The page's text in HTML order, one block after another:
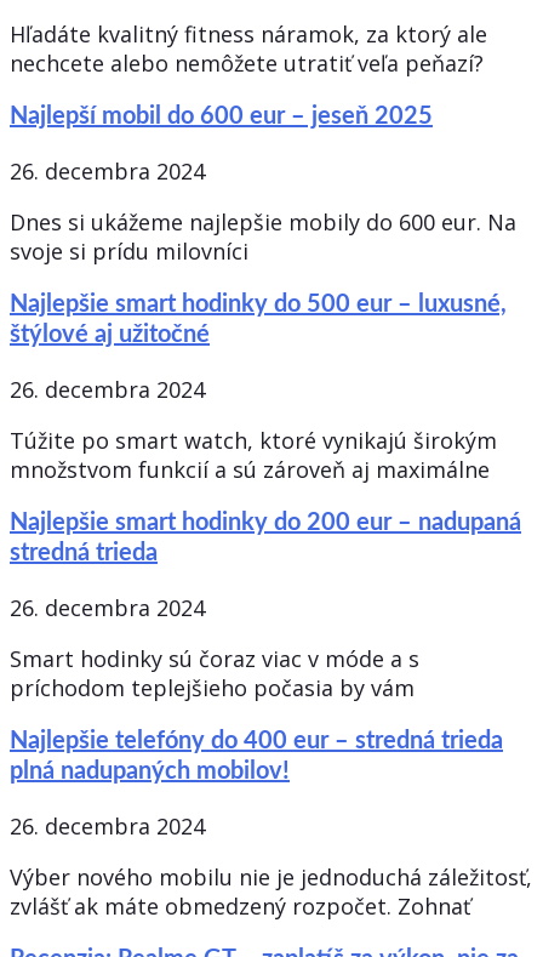
Hľadáte kvalitný fitness náramok, za ktorý ale
nechcete alebo nemôžete utratiť veľa peňazí?
Najlepší mobil do 600 eur – jeseň 2025
26. decembra 2024
Dnes si ukážeme najlepšie mobily do 600 eur. Na
svoje si prídu milovníci
Najlepšie smart hodinky do 500 eur – luxusné,
štýlové aj užitočné
26. decembra 2024
Túžite po smart watch, ktoré vynikajú širokým
množstvom funkcií a sú zároveň aj maximálne
Najlepšie smart hodinky do 200 eur – nadupaná
stredná trieda
26. decembra 2024
Smart hodinky sú čoraz viac v móde a s
príchodom teplejšieho počasia by vám
Najlepšie telefóny do 400 eur – stredná trieda
plná nadupaných mobilov!
26. decembra 2024
Výber nového mobilu nie je jednoduchá záležitosť,
zvlášť ak máte obmedzený rozpočet. Zohnať